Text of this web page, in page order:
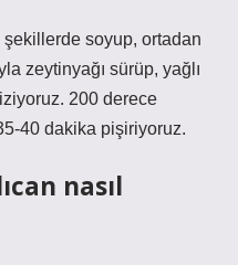
şekillerde soyup, ortadan
zeytinyağı sürüp, yağlı
200 derece
40 dakika pişiriyoruz.
nasıl